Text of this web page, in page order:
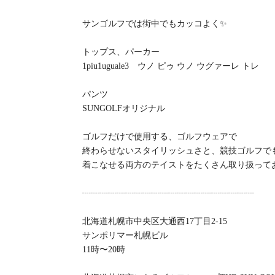
サンゴルフでは街中でもカッコよく✨
トップス、パーカー
1piu1uguale3 ウノ ピゥ ウノ ウグァーレ トレ
パンツ
SUNGOLFオリジナル
ゴルフだけで使用する、ゴルフウェアで
終わらせないスタイリッシュさと、競技ゴルフで
着こなせる両方のテイストをたくさん取り扱っ
┈┈┈┈┈┈┈┈┈┈┈┈┈┈┈┈┈┈┈┈
北海道札幌市中央区大通西17丁目2-15
サンポリマー札幌ビル
11時〜20時